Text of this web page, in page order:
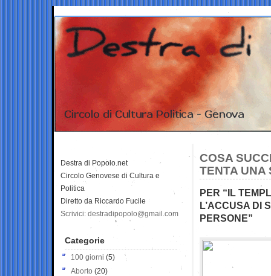
COSA
TENTA UNA
PER “IL
L’ACCUSA DI
PERSONE”
Destra di Popolo.net
Circolo Genovese di Cultura e
Politica
Diretto da Riccardo Fucile
Scrivici: destradipopolo@gmail.com
Categorie
100 giorni (5)
Aborto (20)